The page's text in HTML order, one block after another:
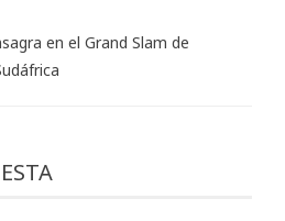
en el Grand Slam de